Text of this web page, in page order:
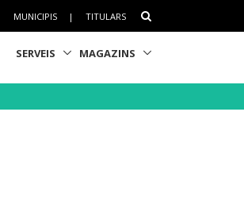
MUNICIPIS | TITULARS
SERVEIS MAGAZINS